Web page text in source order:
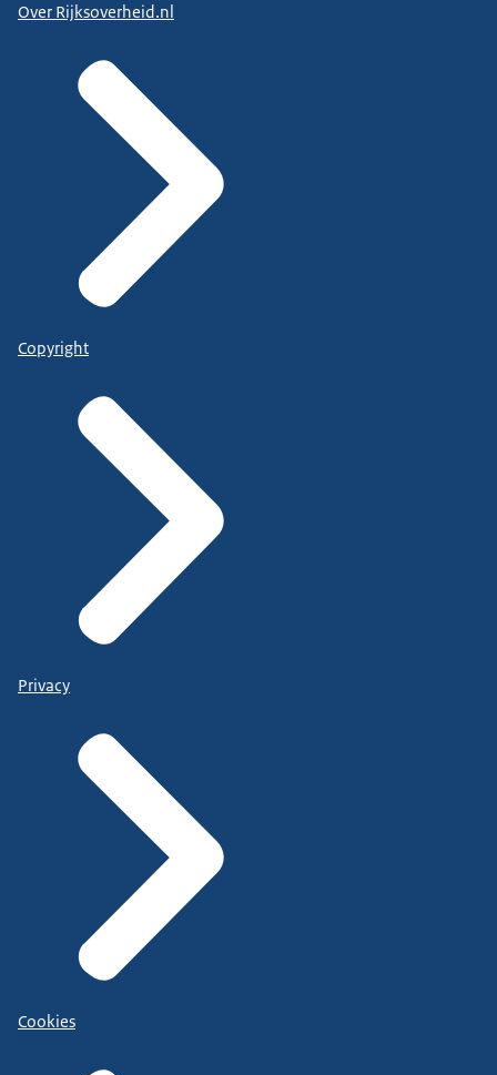
Over Rijksoverheid.nl
Copyright
Privacy
Cookies